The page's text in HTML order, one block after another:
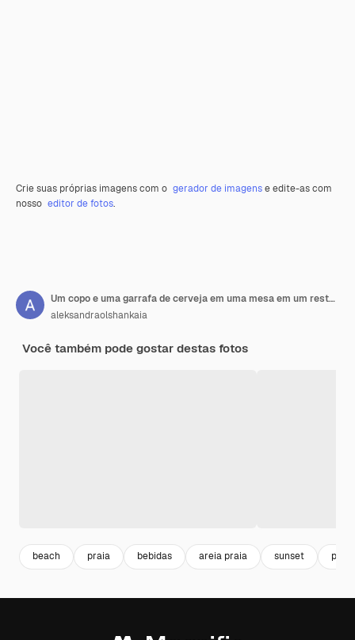
Crie suas próprias imagens com o gerador de imagense edite-as com
nosso editor de fotos.
Um copo e uma garrafa de cerveja em uma mesa em um restaurante aos raios do sol
aleksandraolshankaia
Você também pode gostar destas fotos
beach praia bebidas areia praia sunset